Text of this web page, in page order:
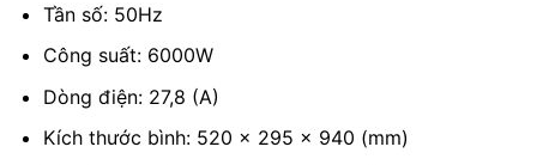
Tần số: 50Hz
Công suất: 6000W
Dòng điện: 27,8 (A)
Kích thước bình: 520 x 295 x 940 (mm)